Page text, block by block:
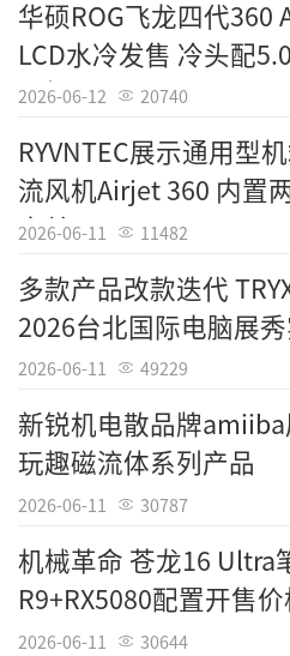
华硕ROG飞龙四代360
LCD水冷发售 冷头配
面板
2026-06-12 20740
RYVNTEC展示通用型
流风机Airjet 360 内置
扇单元
2026-06-11 11482
多款产品改款迭代
2026台北国际电脑展
2026-06-11 49229
新锐机电散品牌
玩趣磁流体系列产品
2026-06-11 30787
机械革命 苍龙16 Ultra
R9+RX5080配置开售
18999元
2026-06-11 30644